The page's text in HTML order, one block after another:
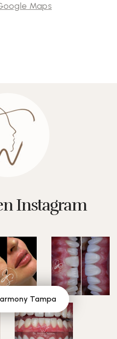
Maps
Instagram
Tampa